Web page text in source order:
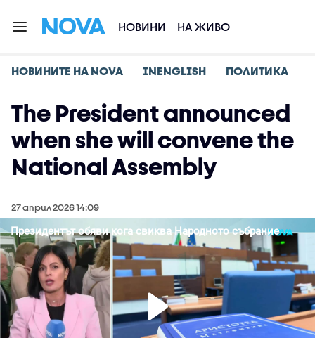
НОВИНИ НА ЖИВО
НОВИНИТЕ НА NOVA INENGLISH ПОЛИТИКА
The President announced
when she will convene the
National Assembly
27 април 2026 14:09